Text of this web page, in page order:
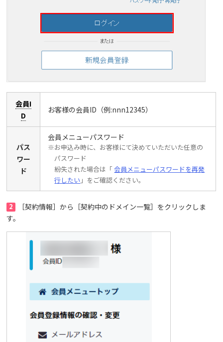
会員I
D
お客様の会員ID（例:nnn12345）
パス
ワー
ド
会員メニューパスワード
※お申込み時に、お客様にて決めていただいた任意の
パスワード
紛失された場合は「会員メニューパスワードを再発
行したい 」をご確認ください。
2
［契約情報］から［契約中のドメイン一覧］をクリックしま
す。